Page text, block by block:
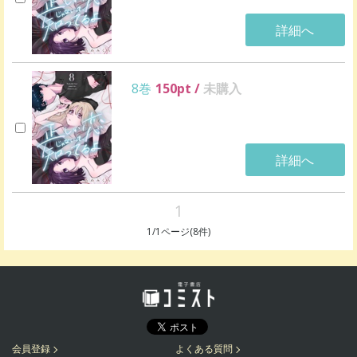
詳細へ
8巻 150pt /未購入
詳細へ
1
1/1ページ(8件)
会員登録 よくある質問